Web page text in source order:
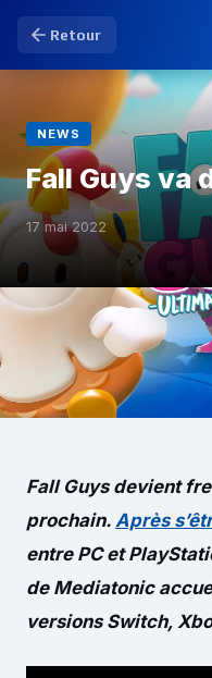
Retour
NEWS
Fall Guys va
17 mai 2022
Fall Guys devient
prochain. Après
entre PC et
de Mediatonic
versions Switch,